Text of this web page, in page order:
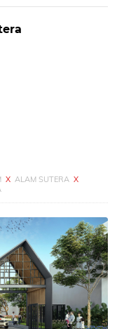
X ALAM SUTERA X